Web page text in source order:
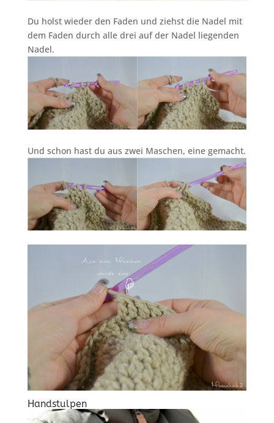
Du holst wieder den Faden und ziehst die Nadel mit
dem Faden durch alle drei auf der Nadel liegenden
Nadel.
Und schon hast du aus zwei Maschen, eine gemacht.
Handstulpen